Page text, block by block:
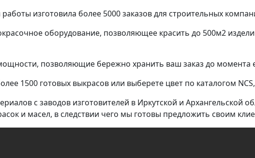
изготовила более 5000 заказов для строительных
оборудование, позволяющее красить до 500м2
позволяющие бережно хранить ваш заказ до момента
1500 готовых выкрасов или выберете цвет по каталогом
с заводов изготовителей в Иркутской и Архангельской
и масел, в следствии чего мы готовы предложить своим